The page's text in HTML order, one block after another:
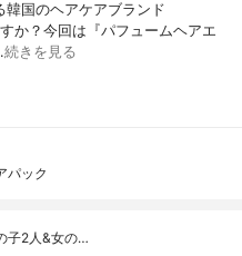
韓国のヘアケアブランド
か？今回は『パフュームヘアエ
続きを見る
パック
子2人&女の…